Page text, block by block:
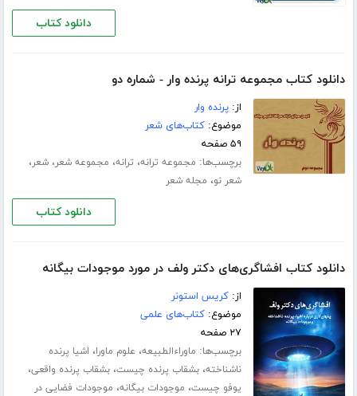
دانلود کتاب
دانلود کتاب مجموعه ترانه پرنده وار - شماره دو
از:پرنده وار
موضوع:کتاب‌های شعر
۵۹ صفحه
برچسب‌ها: مجموعه ترانه، ترانه، مجموعه شعر،شعر،
شعر نو، مجله شعر
دانلود کتاب
دانلود کتاب افشاگری‌های دکتر ولف در مورد موجودات بیگانه
از:کریس استونر
موضوع:کتاب‌های علمی
۲۷ صفحه
برچسب‌ها: ماوراءالطبیعه، علوم ماورا، اشیا پرنده
ناشناخته،بشقاب پرنده چیست،بشقاب پرنده واقعی،
یوفو چیست، موجودات بیگانه، موجودات فضایی در